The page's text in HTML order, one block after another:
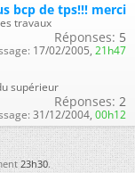
bcp de tps!!! merci
travaux
Réponses: 5
17/02/2005, 21h47
supérieur
Réponses: 2
31/12/2004, 00h12
23h30.